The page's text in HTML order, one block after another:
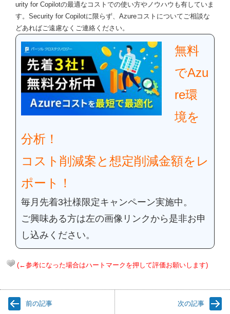
urity for Copilotの最適なコストでの使い方やノウハウも有していま
す。Security for Copilotに限らず、Azureコストについてご相談な
どあればご遠慮なくご連絡ください。
無料
でAzu
re環
境を
分析！
コスト削減案と想定削減金額をレ
ポート！
毎月先着3社様限定キャンペーン実施中。
ご興味ある方は左の画像リンクから是非お申
し込みください。
(←参考になった場合はハートマークを押して評価お願いします)
前の記事 次の記事